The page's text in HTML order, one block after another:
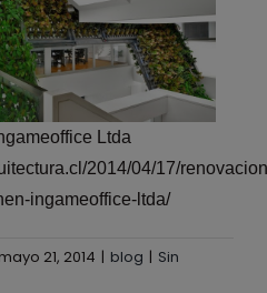
Ltda
2014/04/17/
ingameoffice-ltda/
mayo 21, 2014 | blog | Sin